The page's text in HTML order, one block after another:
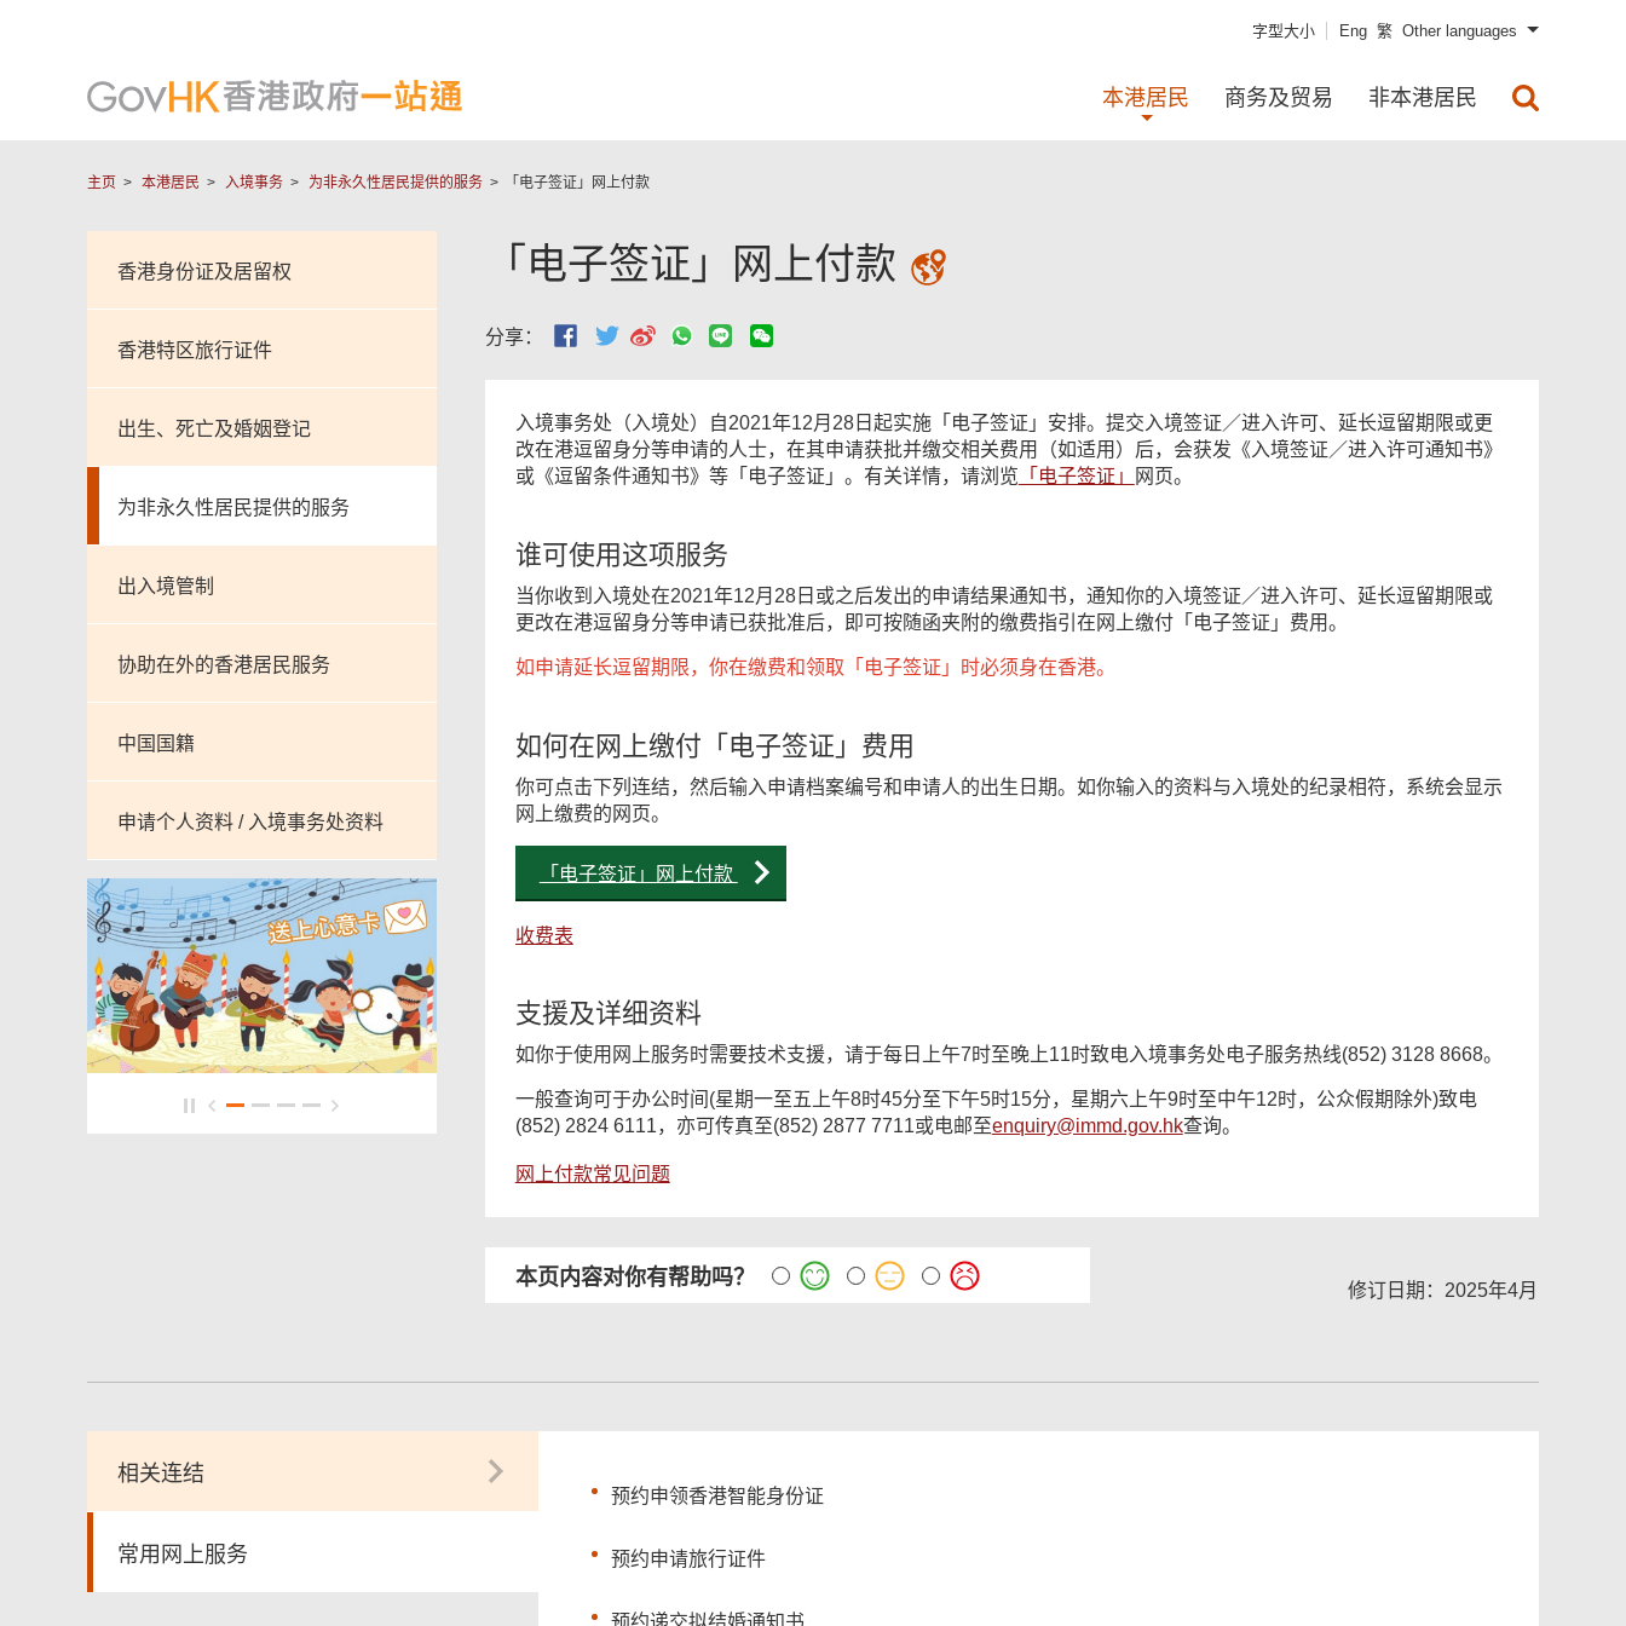
字型大小 Eng 繁 Other languages
本港居民 商务及贸易 非本港居民
主页 本港居民 入境事务 为非永久性居民提供的服务 「电子签证」网上付款
香港身份证及居留权
香港特区旅行证件
出生、死亡及婚姻登记
为非永久性居民提供的服务
出入境管制
协助在外的香港居民服务
中国国籍
申请个人资料 / 入境事务处资料
「电子签证」网上付款
分享：
入境事务处（入境处）自2021年12月28日起实施「电子签证」安排。提交入境签证／进入许可、延长逗留期限或更
改在港逗留身分等申请的人士，在其申请获批并缴交相关费用（如适用）后，会获发《入境签证／进入许可通知书》
或《逗留条件通知书》等「电子签证」。有关详情，请浏览 「电子签证」 网页。
谁可使用这项服务
当你收到入境处在2021年12月28日或之后发出的申请结果通知书，通知你的入境签证／进入许可、延长逗留期限或
更改在港逗留身分等申请已获批准后，即可按随函夹附的缴费指引在网上缴付「电子签证」费用。
如申请延长逗留期限，你在缴费和领取「电子签证」时必须身在香港。
如何在网上缴付「电子签证」费用
你可点击下列连结，然后输入申请档案编号和申请人的出生日期。如你输入的资料与入境处的纪录相符，系统会显示
网上缴费的网页。
「电子签证」网上付款
收费表
支援及详细资料
如你于使用网上服务时需要技术支援，请于每日上午7时至晚上11时致电入境事务处电子服务热线(852) 3128 8668。
一般查询可于办公时间(星期一至五上午8时45分至下午5时15分，星期六上午9时至中午12时，公众假期除外)致电
(852) 2824 6111，亦可传真至(852) 2877 7711或电邮至enquiry@immd.gov.hk查询。
网上付款常见问题
本页内容对你有帮助吗？
修订日期：2025年4月
相关连结
常用网上服务
预约申领香港智能身份证
预约申请旅行证件
预约递交拟结婚通知书